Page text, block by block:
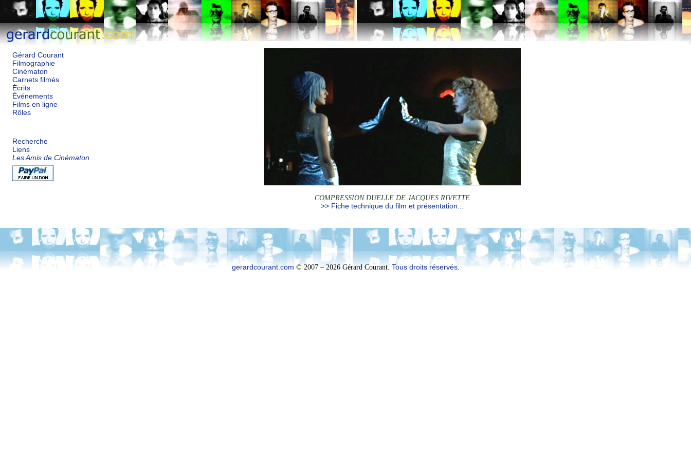
Gérard Courant
Filmographie
Cinématon
Carnets filmés
Écrits
Événements
Films en ligne
Rôles
Recherche
Liens
Les Amis de Cinématon
COMPRESSION DUELLE DE JACQUES RIVETTE
>> Fiche technique du film et présentation...
gerardcourant.com © 2007 – 2026 Gérard Courant. Tous droits réservés.